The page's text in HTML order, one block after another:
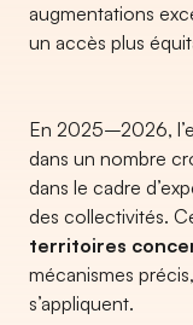
augmentations
un accès plus
En 2025–2026,
dans un nombre
dans le cadre
des collectivités.
territoires
mécanismes
s’appliquent.